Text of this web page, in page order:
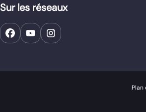
Sur les réseaux
Plan